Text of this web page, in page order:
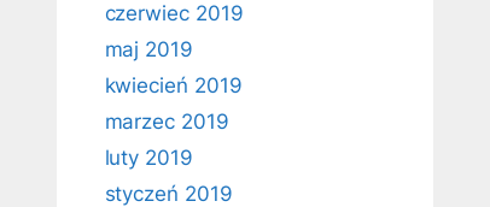
czerwiec 2019
maj 2019
kwiecień 2019
marzec 2019
luty 2019
styczeń 2019